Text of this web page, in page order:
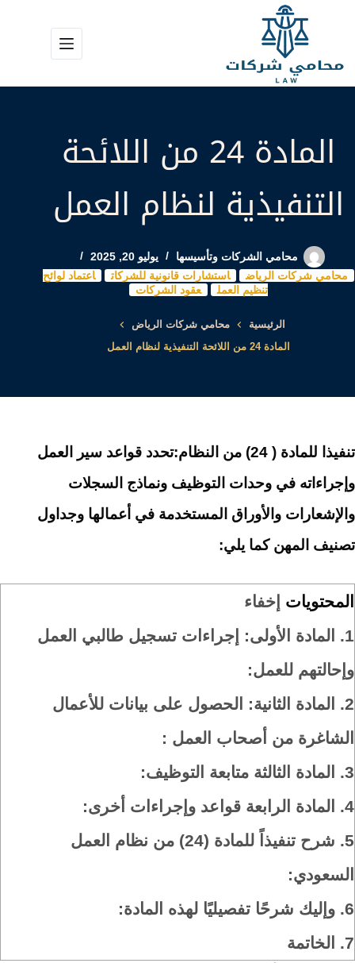
المادة 24 من اللائحة
التنفيذية لنظام العمل
محامي الشركات وتأسيسها
يوليو 20, 2025
محامي شركات الرياض
استشارات قانونية للشركات
اعتماد لوائح
تنظيم العمل
عقود الشركات
الرئيسية
محامي شركات الرياض
المادة 24 من اللائحة التنفيذية لنظام العمل
تنفيذا للمادة ( 24) من النظام:تحدد قواعد سير العمل
وإجراءاته في وحدات التوظيف ونماذج السجلات
والإشعارات والأوراق المستخدمة في أعمالها وجداول
تصنيف المهن كما يلي:
المحتويات إخفاء
1.
المادة الأولى: إجراءات تسجيل طالبي العمل
وإحالتهم للعمل:
2.
المادة الثانية: الحصول على بيانات للأعمال
الشاغرة من أصحاب العمل :
3.
المادة الثالثة متابعة التوظيف:
4.
المادة الرابعة قواعد وإجراءات أخرى:
5.
شرح تنفيذاً للمادة (24) من نظام العمل
السعودي:
6. وإليك شرحًا تفصيليًا لهذه المادة:
7.
الخاتمة